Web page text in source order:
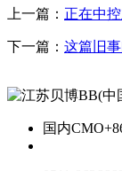
上一篇： 正在中
下一篇： 这篇旧
国内CMO